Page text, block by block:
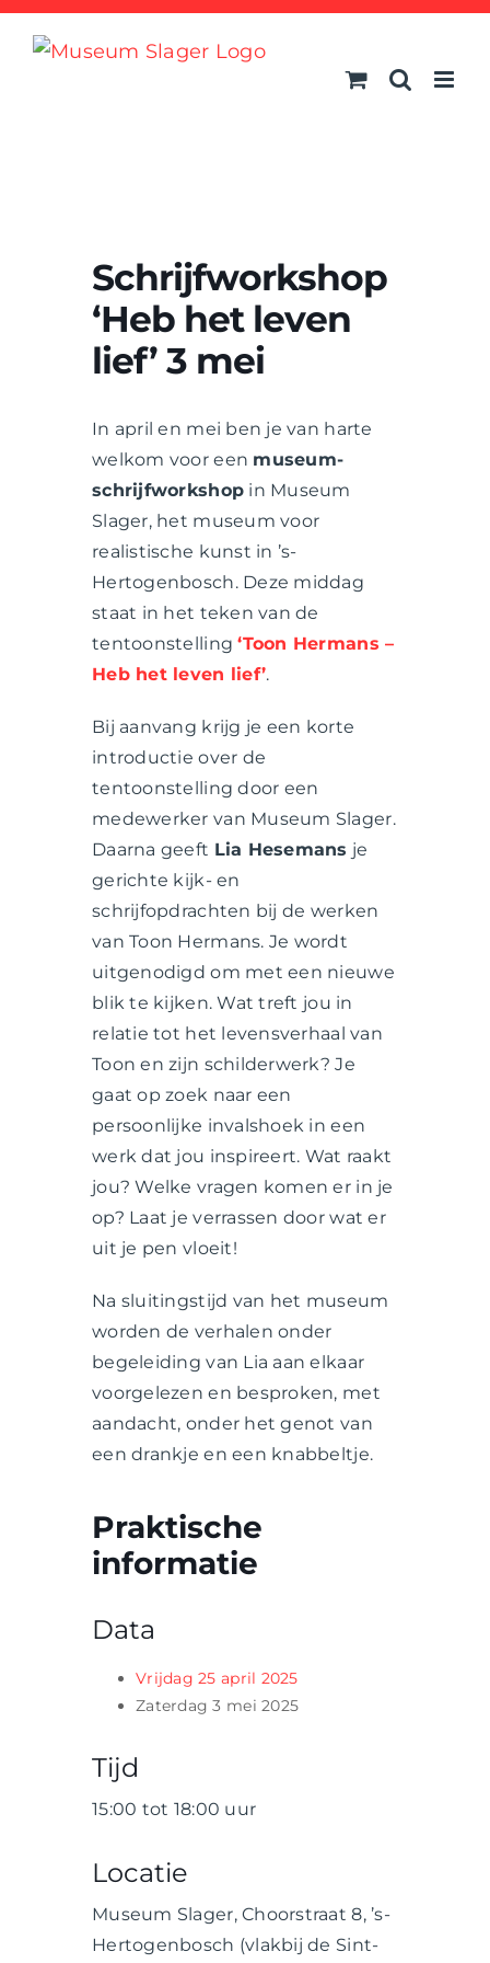
Ga
naar
Schrijfworkshop
‘Heb het leven
lief’ 3 mei
In april en mei ben je van harte
welkom voor een museum-
schrijfworkshop in Museum
Slager, het museum voor
realistische kunst in ’s-
Hertogenbosch. Deze middag
staat in het teken van de
tentoonstelling‘Toon Hermans –
Heb het leven lief’.
Bij aanvang krijg je een korte
introductie over de
tentoonstelling door een
medewerker van Museum Slager.
Daarna geeft Lia Hesemans je
gerichte kijk- en
schrijfopdrachten bij de werken
van Toon Hermans. Je wordt
uitgenodigd om met een nieuwe
blik te kijken. Wat treft jou in
relatie tot het levensverhaal van
Toon en zijn schilderwerk? Je
gaat op zoek naar een
persoonlijke invalshoek in een
werk dat jou inspireert. Wat raakt
jou? Welke vragen komen er in je
op? Laat je verrassen door wat er
uit je pen vloeit!
Na sluitingstijd van het museum
worden de verhalen onder
begeleiding van Lia aan elkaar
voorgelezen en besproken, met
aandacht, onder het genot van
een drankje en een knabbeltje.
Praktische
informatie
Data
Vrijdag 25 april 2025
Zaterdag 3 mei 2025
Tijd
15:00 tot 18:00 uur
Locatie
Museum Slager, Choorstraat 8, ’s-
Hertogenbosch (vlakbij de Sint-